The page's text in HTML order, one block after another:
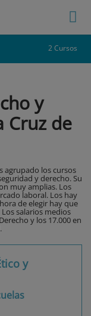
2 Cursos
y
Cruz de
agrupado los cursos
y derecho. Su
muy amplias. Los
laboral. Los hay
de elegir hay que
salarios medios
y los 17.000 en
y